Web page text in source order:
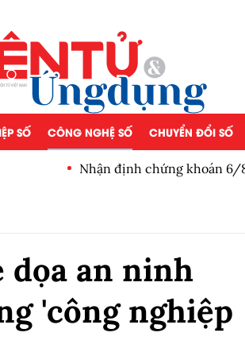
SỐ CÔNG NGHỆ SỐ CHUYỂN ĐỔI SỐ
Nhận định chứng khoán 6/
dọa an ninh
'công nghiệp